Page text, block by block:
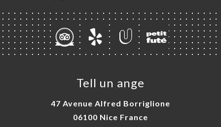
Tell un ange
47 Avenue Alfred Borriglione
06100 Nice France